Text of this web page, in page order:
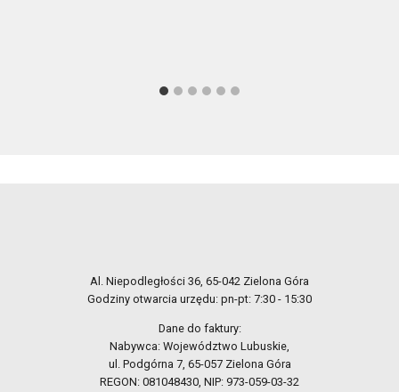
Al. Niepodległości 36, 65-042 Zielona Góra
Godziny otwarcia urzędu: pn-pt: 7:30 - 15:30
Dane do faktury:
Nabywca: Województwo Lubuskie,
ul. Podgórna 7, 65-057 Zielona Góra
REGON: 081048430, NIP: 973-059-03-32